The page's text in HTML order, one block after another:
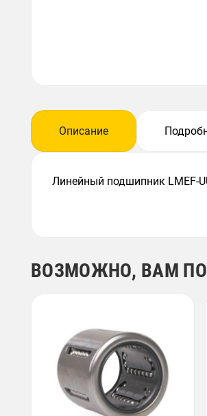
Описание
Линейный подшипник LMEF-
ВОЗМОЖНО, ВАМ